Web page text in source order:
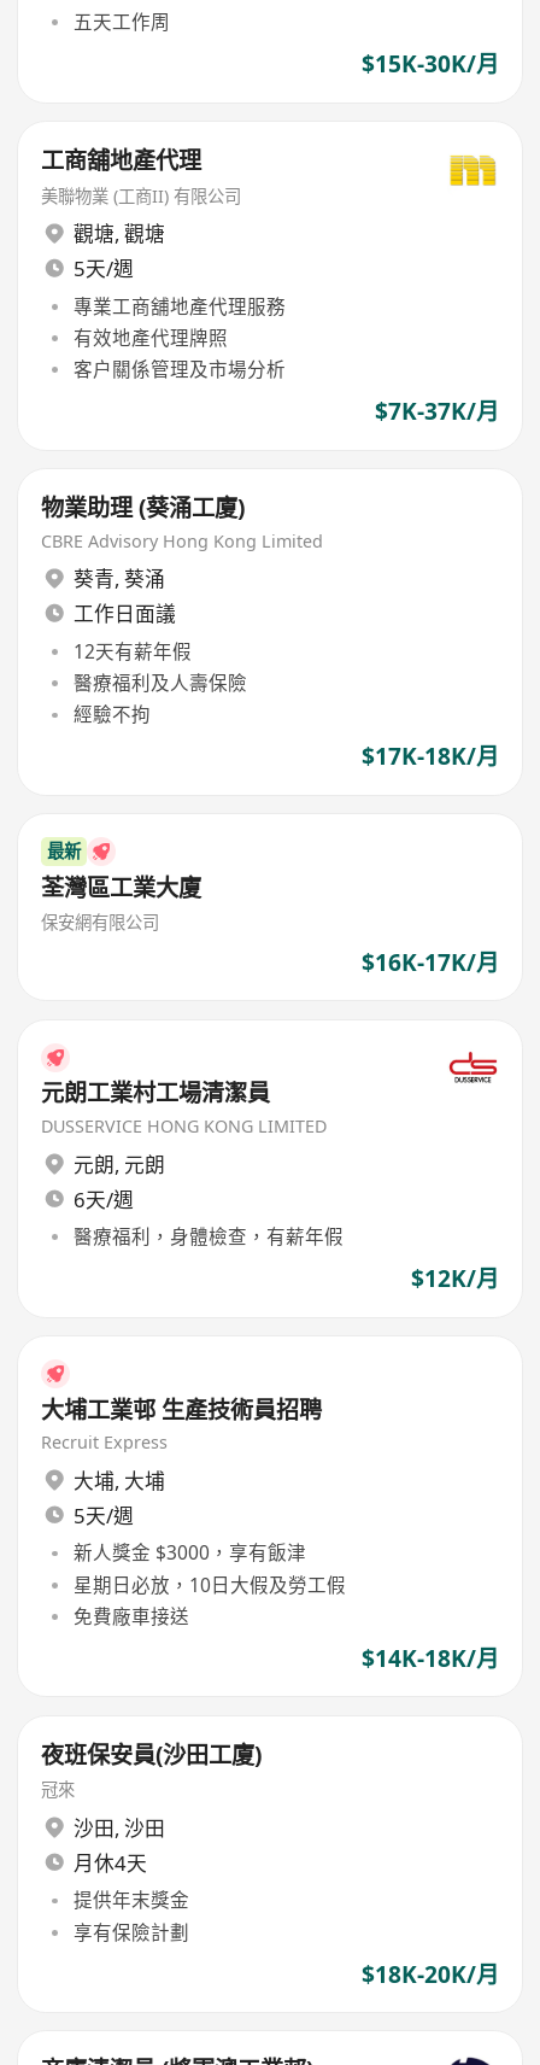
五天工作周
$15K-30K/月
工商舖地產代理
美聯物業 (工商II) 有限公司
觀塘, 觀塘
5天/週
專業工商舖地產代理服務
有效地產代理牌照
客户關係管理及市場分析
$7K-37K/月
物業助理 (葵涌工廈)
CBRE Advisory Hong Kong Limited
葵青, 葵涌
工作日面議
12天有薪年假
醫療福利及人壽保險
經驗不拘
$17K-18K/月
最新
荃灣區工業大廈
保安網有限公司
$16K-17K/月
元朗工業村工場清潔員
DUSSERVICE HONG KONG LIMITED
元朗, 元朗
6天/週
醫療福利，身體檢查，有薪年假
$12K/月
大埔工業邨 生產技術員招聘
Recruit Express
大埔, 大埔
5天/週
新人獎金 $3000，享有飯津
星期日必放，10日大假及勞工假
免費廠車接送
$14K-18K/月
夜班保安員(沙田工廈)
冠來
沙田, 沙田
月休4天
提供年末獎金
享有保險計劃
$18K-20K/月